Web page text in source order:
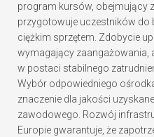
program kursów, obejmujący
przygotowuje uczestników do
ciężkim sprzętem. Zdobycie
wymagający zaangażowania,
w postaci stabilnego
Wybór odpowiedniego
znaczenie dla jakości
zawodowego. Rozwój
Europie gwarantuje, że